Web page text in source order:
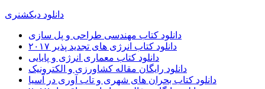
دانلود دیکشنری
دانلود کتاب مهندسی طراحی و پل سازی
دانلود کتاب انرژی های تجدید پذیر ۲۰۱۷
دانلود کتاب معماری انرژی و پایایی
دانلود رایگان مقاله کشاورزی و الکترونیک
دانلود کتاب بحران های شهری و تاب آوری در آسیا